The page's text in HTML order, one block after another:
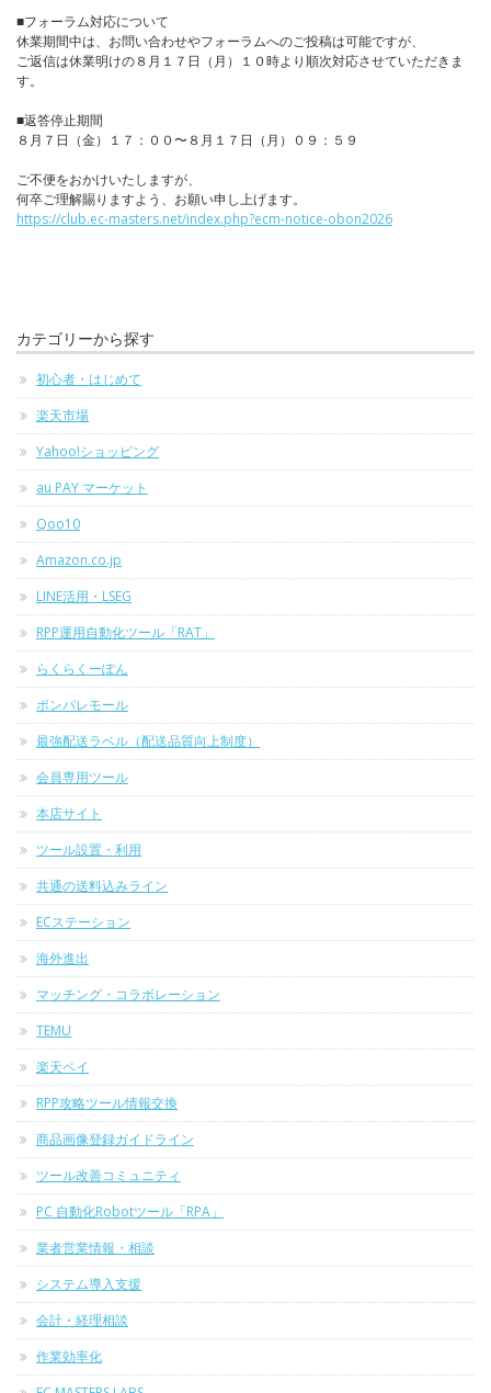
■フォーラム対応について
休業期間中は、お問い合わせやフォーラムへのご投稿は可能ですが、
ご返信は休業明けの８月１７日（月）１０時より順次対応させていただきま
す。
■返答停止期間
８月７日（金）１７：００〜８月１７日（月）０９：５９
ご不便をおかけいたしますが、
何卒ご理解賜りますよう、お願い申し上げます。
https://club.ec-masters.net/index.php?ecm-notice-obon2026
カテゴリーから探す
初心者・はじめて
楽天市場
Yahoo!ショッピング
au PAY マーケット
Qoo10
Amazon.co.jp
LINE活用・LSEG
RPP運用自動化ツール「RAT」
らくらくーぽん
ポンパレモール
最強配送ラベル（配送品質向上制度）
会員専用ツール
本店サイト
ツール設置・利用
共通の送料込みライン
ECステーション
海外進出
マッチング・コラボレーション
TEMU
楽天ペイ
RPP攻略ツール情報交換
商品画像登録ガイドライン
ツール改善コミュニティ
PC 自動化Robotツール「RPA」
業者営業情報・相談
システム導入支援
会計・経理相談
作業効率化